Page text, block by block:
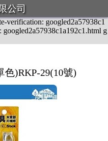
google6b78c41448e99d
verification: googled2a57938c1
g
公司
)RKP-29(10號)